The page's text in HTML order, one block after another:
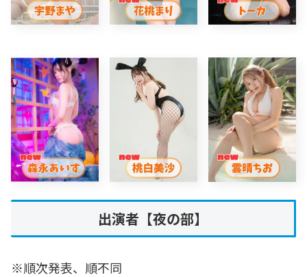
出演者【夜の部】
※順次発表、順不同